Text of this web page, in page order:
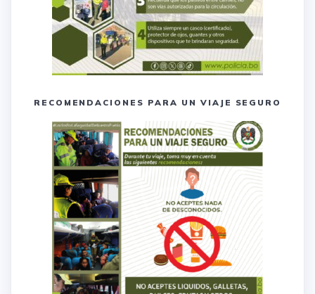
RECOMENDACIONES PARA UN VIAJE SEGURO